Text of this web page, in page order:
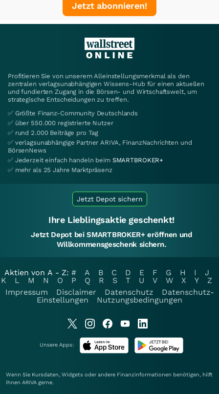
Jetzt abonnieren!
Profitieren Sie von unserem Alleinstellungsmerkmal als den
zentralen verlagsunabhängigen Wissens-Hub für einen aktuellen
und fundierten Zugang in die Börsen- und Wirtschaftswelt, um
strategische Entscheidungen zu treffen.
✅ Größte Finanz-Community Deutschlands
✅ über 550.000 registrierte Nutzer
✅ rund 2.000 Beiträge pro Tag
✅ verlagsunabhängige Partner ARIVA, FinanzNachrichten und
BörsenNews
✅ Jederzeit einfach handeln beim SMARTBROKER+
✅ mehr als 25 Jahre Marktpräsenz
Jetzt Depot sichern
Ihre Lieblingsaktie geschenkt!
Jetzt Depot bei SMARTBROKER+ eröffnen und
Willkommensgeschenk sichern.
Aktien von A - Z: # A B C D E F G H I
J
K
L M N O P Q R S T U V W X Y
Z
Impressum
Disclaimer Datenschutz
Datenschutz-
Einstellungen
Nutzungsbedingungen
Unsere Apps:
Wenn Sie Kursdaten, Widgets oder andere Finanzinformationen benötigen, hilft
Ihnen ARIVA gerne.